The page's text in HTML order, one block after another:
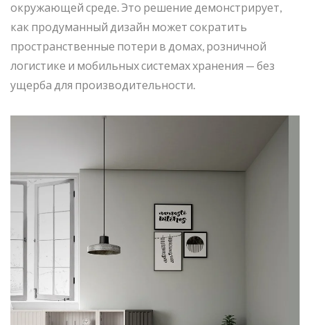
окружающей среде. Это решение демонстрирует,
как продуманный дизайн может сократить
пространственные потери в домах, розничной
логистике и мобильных системах хранения — без
ущерба для производительности.